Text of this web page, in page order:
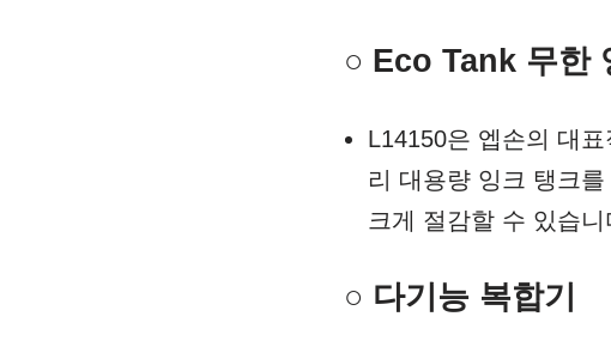
○ Eco Tank 무한
L14150은 엡손의 대
리 대용량 잉크 탱크
크게 절감할 수 있습니
○ 다기능 복합기